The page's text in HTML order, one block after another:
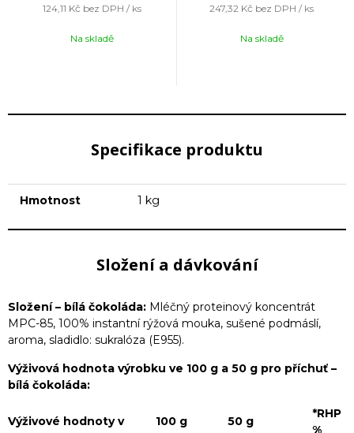
124,11 Kč bez DPH / ks
Na skladě
247,32 Kč bez DPH / ks
Na skladě
Specifikace produktu
Hmotnost 1 kg
Složení a dávkování
Složení – bílá čokoláda: Mléčný proteinový koncentrát
MPC-85, 100% instantní rýžová mouka, sušené podmáslí,
aroma, sladidlo: sukralóza (E955).
Výživová hodnota výrobku ve 100 g a 50 g pro příchuť –
bílá čokoláda:
Výživové hodnoty v 100 g 50 g
*RHP
%